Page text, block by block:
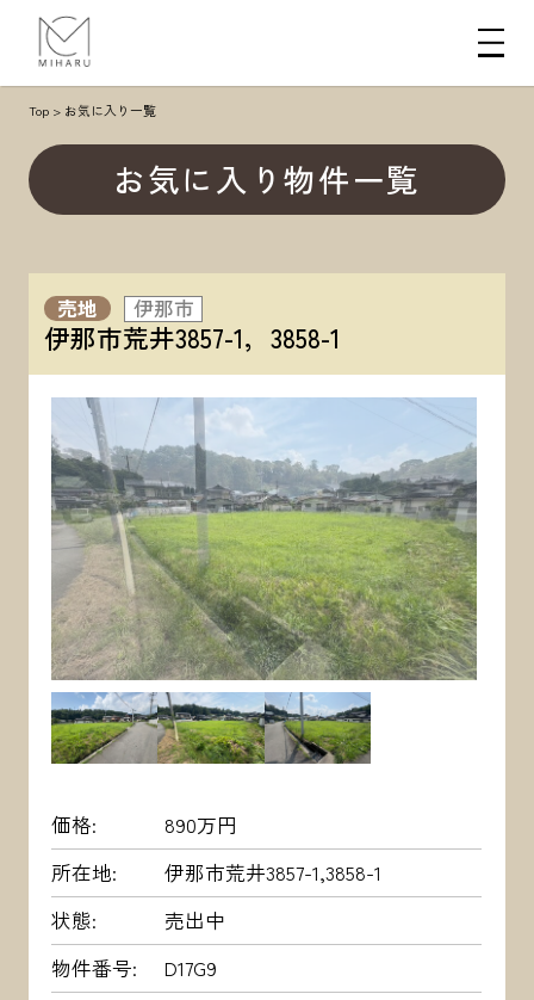
Top> お気に入り一覧
お気に入り物件一覧
売地 伊那市
伊那市荒井3857-1，3858-1
価格
890万円
所在地
伊那市荒井3857-1,3858-1
状態
売出中
物件番号
D17G9